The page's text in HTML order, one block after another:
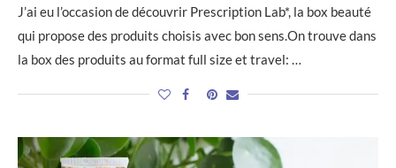
J’ai eu l’occasion de découvrir Prescription Lab*, la box beauté
qui propose des produits choisis avec bon sens.On trouve dans
la box des produits au format full size et travel: …